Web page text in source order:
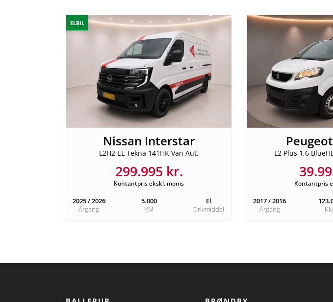
ELBIL
Nissan Interstar
L2H2 EL Tekna 141HK Van Aut.
299.995 kr.
Kontantpris ekskl. moms
2025 / 2026
Årgang
5.000
KM
El
Drivmiddel
L2 Plus 1,6
Kontantpris
2017 / 2016
Årgang
KM